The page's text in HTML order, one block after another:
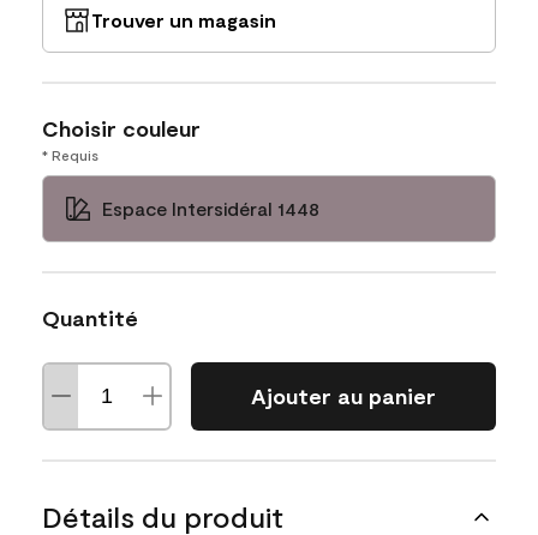
Trouver un magasin
Choisir couleur
* Requis
Espace Intersidéral 1448
Quantité
Ajouter au panier
Détails du produit